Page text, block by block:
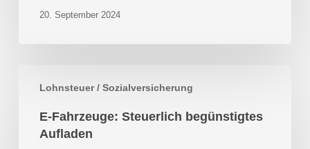
20. September 2024
Lohnsteuer / Sozialversicherung
Fahrzeuge:
begünstigtes
Aufladen
E-Fahrzeuge: Steuerlich begünstigtes
Aufladen